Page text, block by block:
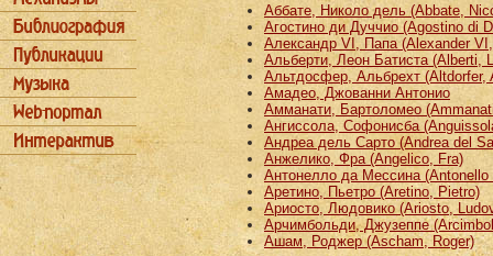
Аббате, Николо дель (Abbate,
Агостино ди Дуччио (Agostino di
Александр VI, Папа (Alexander
Альберти, Леон Батиста (Alberti,
Альтдосфер, Альбрехт (Altdorfer,
Амадео, Джованни Антонио
Амманати, Бартоломео
Ангиссола, Софонисба
Андреа дель Сарто (Andrea del
Анжелико, Фра (Angelico, Fra)
Антонелло да Мессина (Antonello
Аретино, Пьетро (Aretino, Pietro)
Ариосто, Людовико (Ariosto,
Арчимбольди, Джузеппе
Ашам, Роджер (Ascham, Roger)